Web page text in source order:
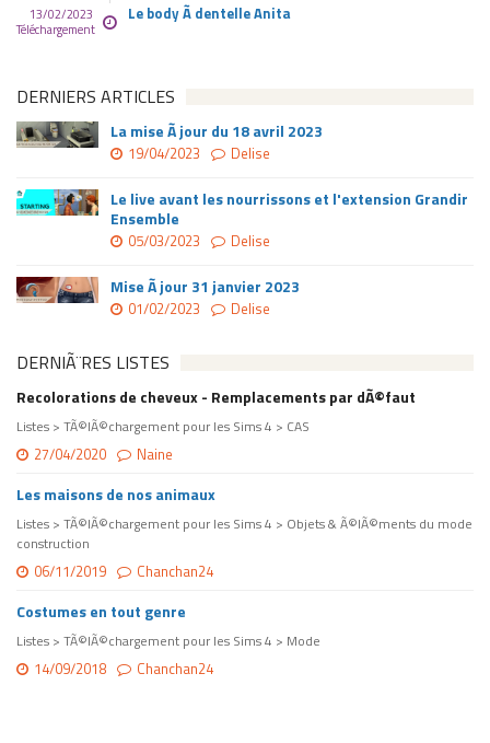
13/02/2023
Téléchargement
Le body Ã dentelle Anita
DERNIERS ARTICLES
La mise Ã jour du 18 avril 2023
19/04/2023 Delise
Le live avant les nourrissons et l'extension Grandir
Ensemble
05/03/2023 Delise
Mise Ã jour 31 janvier 2023
01/02/2023 Delise
DERNIÃ¨RES LISTES
Recolorations de cheveux - Remplacements par dÃ©faut
Listes > TÃ©lÃ©chargement pour les Sims 4 > CAS
27/04/2020 Naine
Les maisons de nos animaux
Listes > TÃ©lÃ©chargement pour les Sims 4 > Objets & Ã©lÃ©ments du mode
construction
06/11/2019 Chanchan24
Costumes en tout genre
Listes > TÃ©lÃ©chargement pour les Sims 4 > Mode
14/09/2018 Chanchan24